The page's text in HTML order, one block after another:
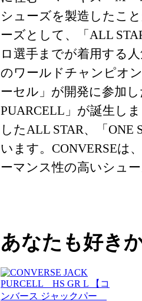
シューズを製造したこ
ーズとして、「ALL
ロ選手までが着用する
のワールドチャンピオ
ーセル」が開発に参加
PUARCELL」が誕生し
したALL STAR、「
います。CONVERSEは
ーマンス性の高いシュ
あなたも好き